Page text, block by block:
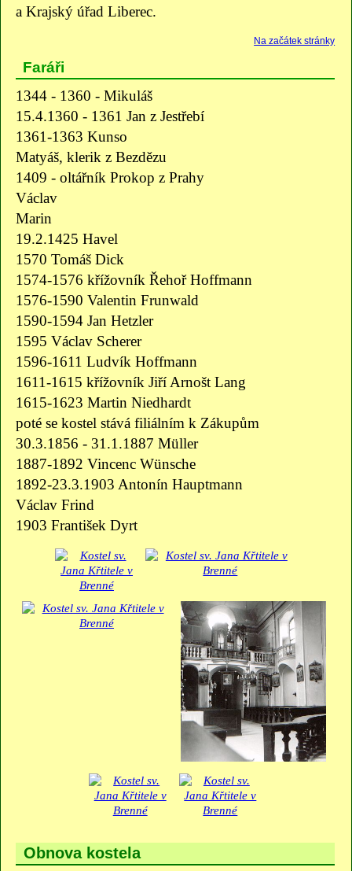
a Krajský úřad Liberec.
Na začátek stránky
Faráři
1344 - 1360 - Mikuláš
15.4.1360 - 1361 Jan z Jestřebí
1361-1363 Kunso
Matyáš, klerik z Bezdězu
1409 - oltářník Prokop z Prahy
Václav
Marin
19.2.1425 Havel
1570 Tomáš Dick
1574-1576 křížovník Řehoř Hoffmann
1576-1590 Valentin Frunwald
1590-1594 Jan Hetzler
1595 Václav Scherer
1596-1611 Ludvík Hoffmann
1611-1615 křížovník Jiří Arnošt Lang
1615-1623 Martin Niedhardt
poté se kostel stává filiálním k Zákupům
30.3.1856 - 31.1.1887 Müller
1887-1892 Vincenc Wünsche
1892-23.3.1903 Antonín Hauptmann
Václav Frind
1903 František Dyrt
Obnova kostela